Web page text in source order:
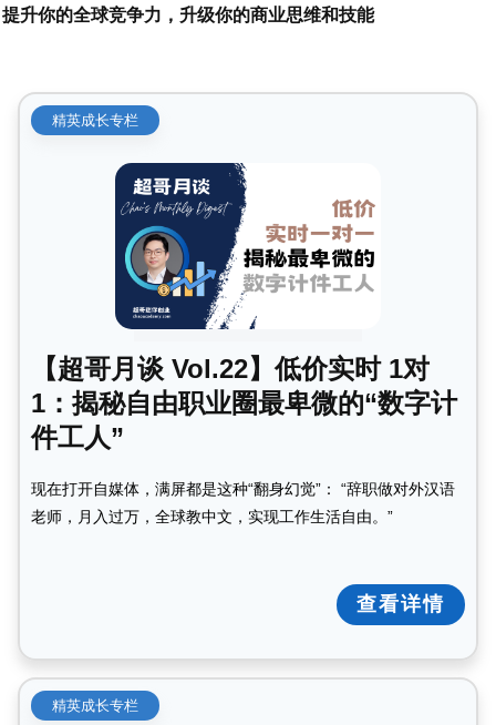
提升你的全球竞争力，升级你的商业思维和技能
精英成长专栏
【超哥月谈 Vol.22】低价实时 1对
1：揭秘自由职业圈最卑微的“数字计
件工人”
现在打开自媒体，满屏都是这种“翻身幻觉”： “辞职做对外汉语
老师，月入过万，全球教中文，实现工作生活自由。”
查看详情
精英成长专栏